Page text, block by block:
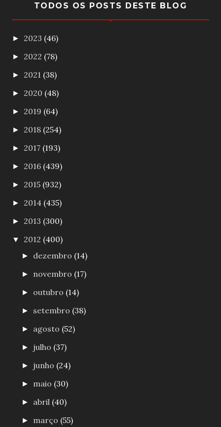
TODOS OS POSTS DESTE BLOG
► 2023 (46)
► 2022 (78)
► 2021 (38)
► 2020 (48)
► 2019 (64)
► 2018 (254)
► 2017 (193)
► 2016 (439)
► 2015 (932)
► 2014 (435)
► 2013 (300)
▼ 2012 (400)
► dezembro (14)
► novembro (17)
► outubro (14)
► setembro (38)
► agosto (52)
► julho (37)
► junho (24)
► maio (30)
► abril (40)
► março (55)